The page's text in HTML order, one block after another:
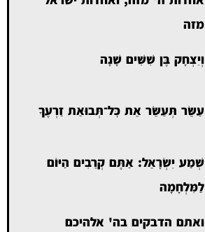
מזה
וְיִצְחָק בֶּן שִׁשִּׁים שָׁנָה
עַשֵּׂר תְּעַשֵּׂר אֵת כׇּל־תְּבוּאַת זַרְעֶךָ
שְׁמַע יִשְׂרָאֵל: אַתֶּם קְרֵבִים הַיּוֹם
לַמִּלְחָמָה
ואתם הדבקים בה' אלהיכם